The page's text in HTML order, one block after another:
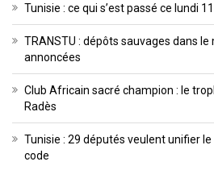
Tunisie : ce qui s’est passé ce lundi
TRANSTU : dépôts sauvages dans
annoncées
Club Africain sacré champion : le
Radès
Tunisie : 29 députés veulent unifier
code